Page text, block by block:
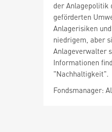
der Anlagepolitik
geförderten
Anlagerisiken
niedrigem, aber
Anlageverwalter
Informationen
"Nachhaltigkeit".
Fondsmanager: